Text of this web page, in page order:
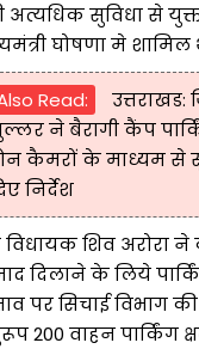
अत्यधिक सुविधा से युक्त
घोषणा मे शामिल
Read:
उत्तराखड:
ने बैरागी कैंप
कैमरों के माध्यम से
निर्देश
विधायक शिव अरोरा
दिलाने के लिये
पर सिचाई विभाग
200 वाहन पार्किंग